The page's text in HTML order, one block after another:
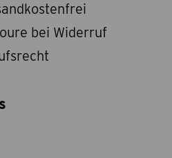
bei Widerruf